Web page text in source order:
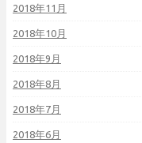
2018年11月
2018年10月
2018年9月
2018年8月
2018年7月
2018年6月